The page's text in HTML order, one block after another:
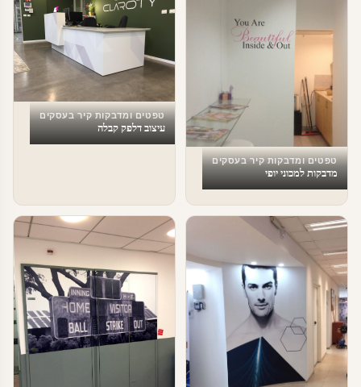
טפטים ומדבקות קיר בעסקים
מדבקות למכוני יופי
טפטים ומדבקות קיר בעסקים
עיצוב דלפק קבלה